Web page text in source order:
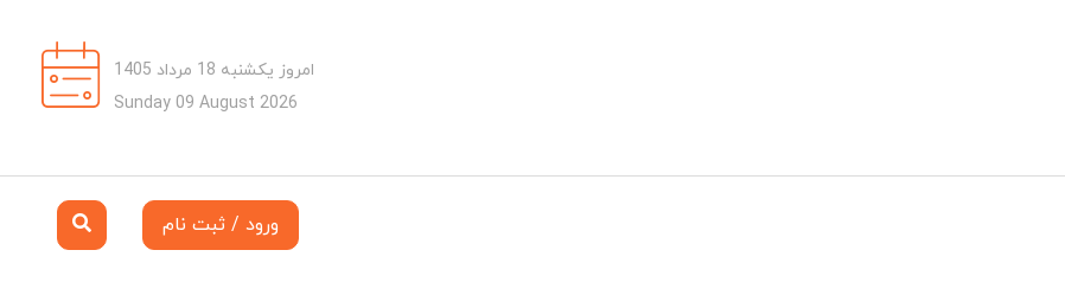
امروز یکشنبه 18 مرداد 1405
Sunday 09 August 2026
ورود / ثبت نام